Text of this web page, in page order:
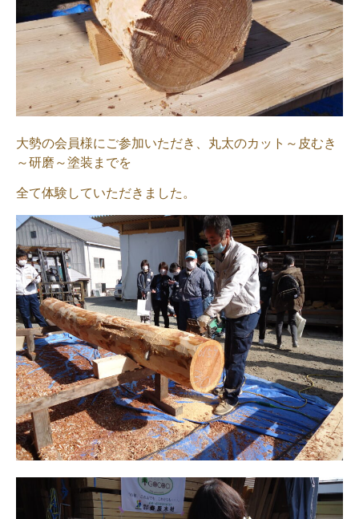
大勢の会員様にご参加いただき、丸太のカット～皮むき
～研磨～塗装までを
全て体験していただきました。